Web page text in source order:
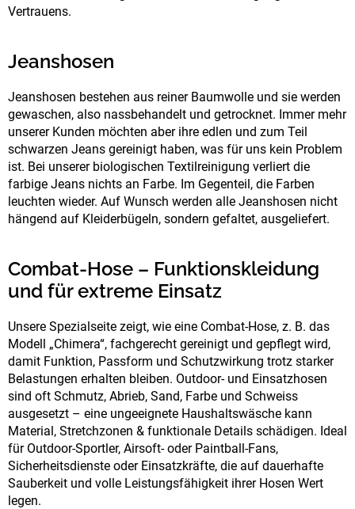
Vertrauens.
Jeanshosen
Jeanshosen bestehen aus reiner Baumwolle und sie werden
gewaschen, also nassbehandelt und getrocknet. Immer mehr
unserer Kunden möchten aber ihre edlen und zum Teil
schwarzen Jeans gereinigt haben, was für uns kein Problem
ist. Bei unserer biologischen Textilreinigung verliert die
farbige Jeans nichts an Farbe. Im Gegenteil, die Farben
leuchten wieder. Auf Wunsch werden alle Jeanshosen nicht
hängend auf Kleiderbügeln, sondern gefaltet, ausgeliefert.
Combat-Hose – Funktionskleidung
und für extreme Einsatz
Unsere Spezialseite zeigt, wie eine Combat-Hose, z. B. das
Modell „Chimera“, fachgerecht gereinigt und gepflegt wird,
damit Funktion, Passform und Schutzwirkung trotz starker
Belastungen erhalten bleiben. Outdoor- und Einsatzhosen
sind oft Schmutz, Abrieb, Sand, Farbe und Schweiss
ausgesetzt – eine ungeeignete Haushaltswäsche kann
Material, Stretchzonen & funktionale Details schädigen. Ideal
für Outdoor-Sportler, Airsoft- oder Paintball-Fans,
Sicherheitsdienste oder Einsatzkräfte, die auf dauerhafte
Sauberkeit und volle Leistungsfähigkeit ihrer Hosen Wert
legen.